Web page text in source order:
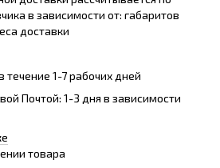
в зависимости от: габаритов
доставки
течение 1-7 рабочих дней
Почтой: 1-3 дня в зависимости
товара